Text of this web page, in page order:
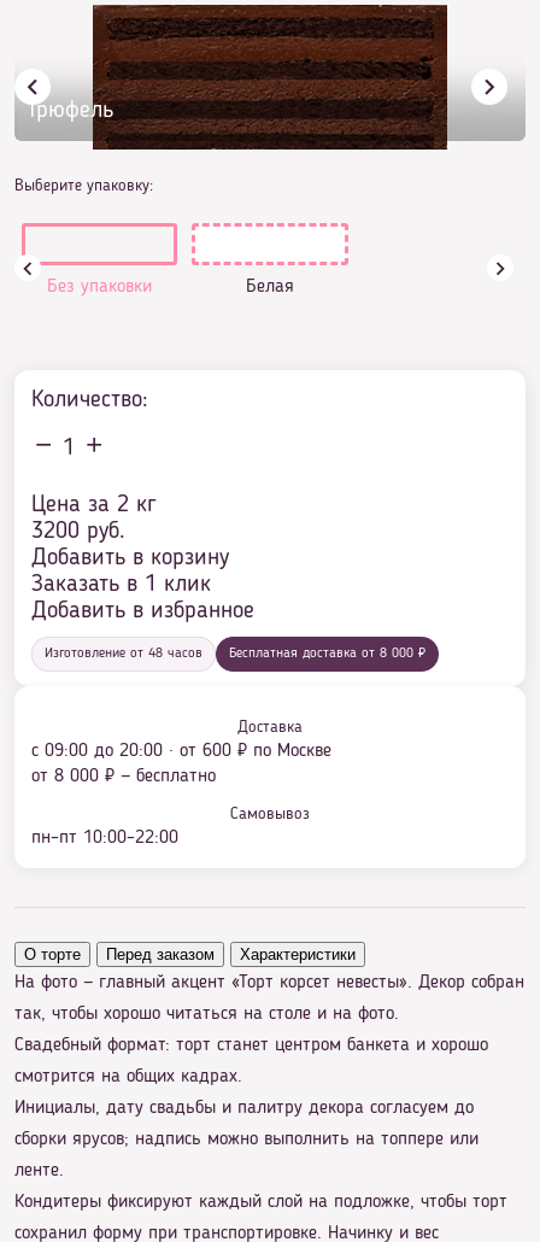
Трюфель
Выберите упаковку:
Без упаковки Белая
Количество:
1
Цена за 2 кг
3200 руб.
Добавить в корзину
Заказать в 1 клик
Добавить в избранное
Изготовление от 48 часов Бесплатная доставка от 8 000 ₽
Доставка
с 09:00 до 20:00 · от 600 ₽ по Москве
от 8 000 ₽ — бесплатно
Самовывоз
пн–пт 10:00–22:00
О торте Перед заказом Характеристики
На фото — главный акцент «Торт корсет невесты». Декор собран
так, чтобы хорошо читаться на столе и на фото.
Свадебный формат: торт станет центром банкета и хорошо
смотрится на общих кадрах.
Инициалы, дату свадьбы и палитру декора согласуем до
сборки ярусов; надпись можно выполнить на топпере или
ленте.
Кондитеры фиксируют каждый слой на подложке, чтобы торт
сохранил форму при транспортировке. Начинку и вес